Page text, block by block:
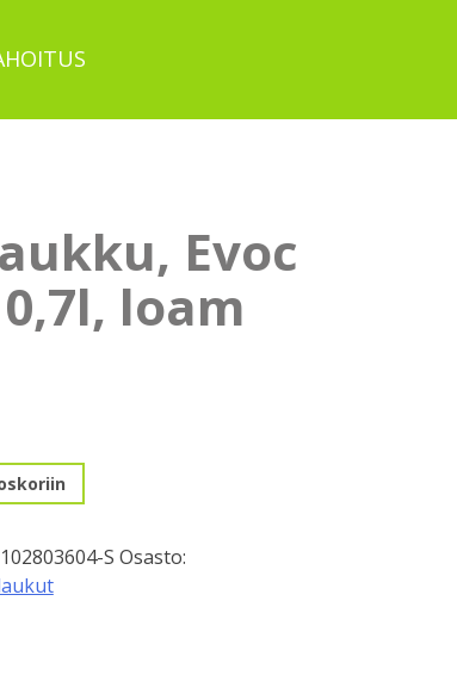
Evoc
loam
102803604-S Osasto: